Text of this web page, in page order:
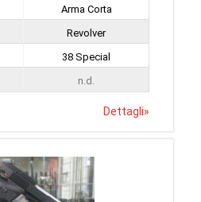
Arma Corta
Revolver
38 Special
n.d.
Dettagli»